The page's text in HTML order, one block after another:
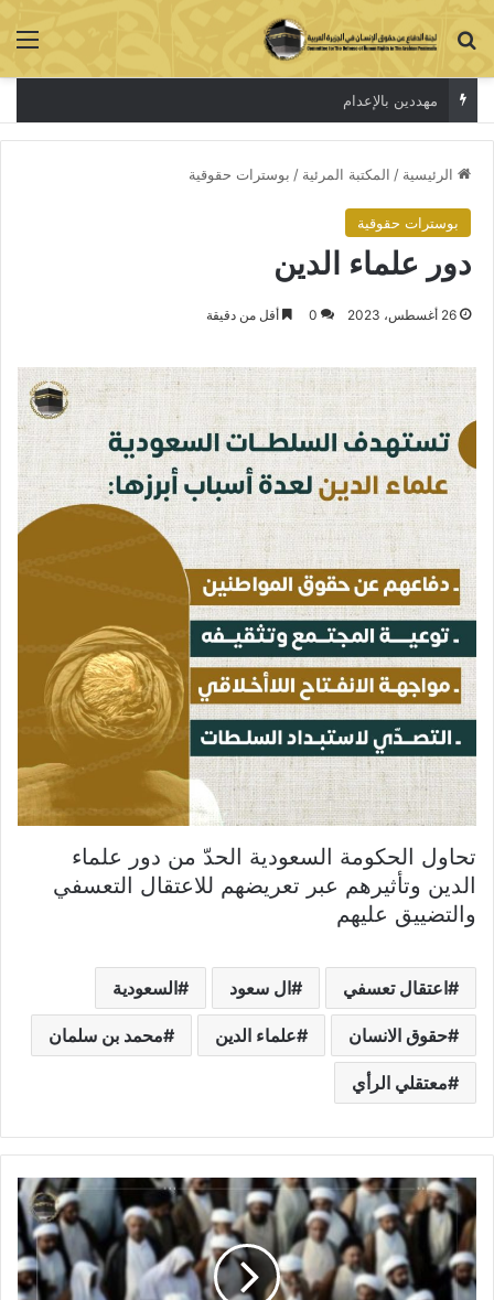
بحث عن
مهددين بالإعدام
الرئيسية / المكتبة المرئية / بوسترات حقوقية
بوسترات حقوقية
دور علماء الدين
26 أغسطس، 2023 0 أقل من دقيقة
تحاول الحكومة السعودية الحدّ من دور علماء
الدين وتأثيرهم عبر تعريضهم للاعتقال التعسفي
والتضييق عليهم
اعتقال تعسفي ال سعود السعودية
حقوق الانسان علماء الدين محمد بن سلمان
معتقلي الرأي